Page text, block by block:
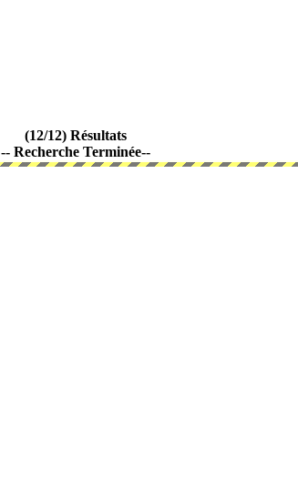
(12/12) Résultats
-- Recherche Terminée--